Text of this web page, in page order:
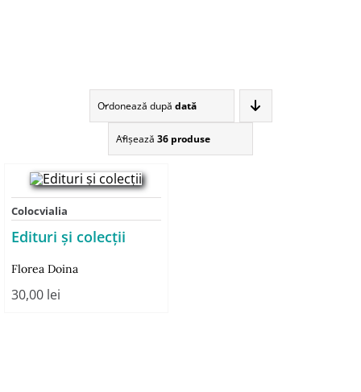
Ordonează după dată
Afişează 36 produse
Colocvialia
Edituri și colecții
Florea Doina
30,00 lei